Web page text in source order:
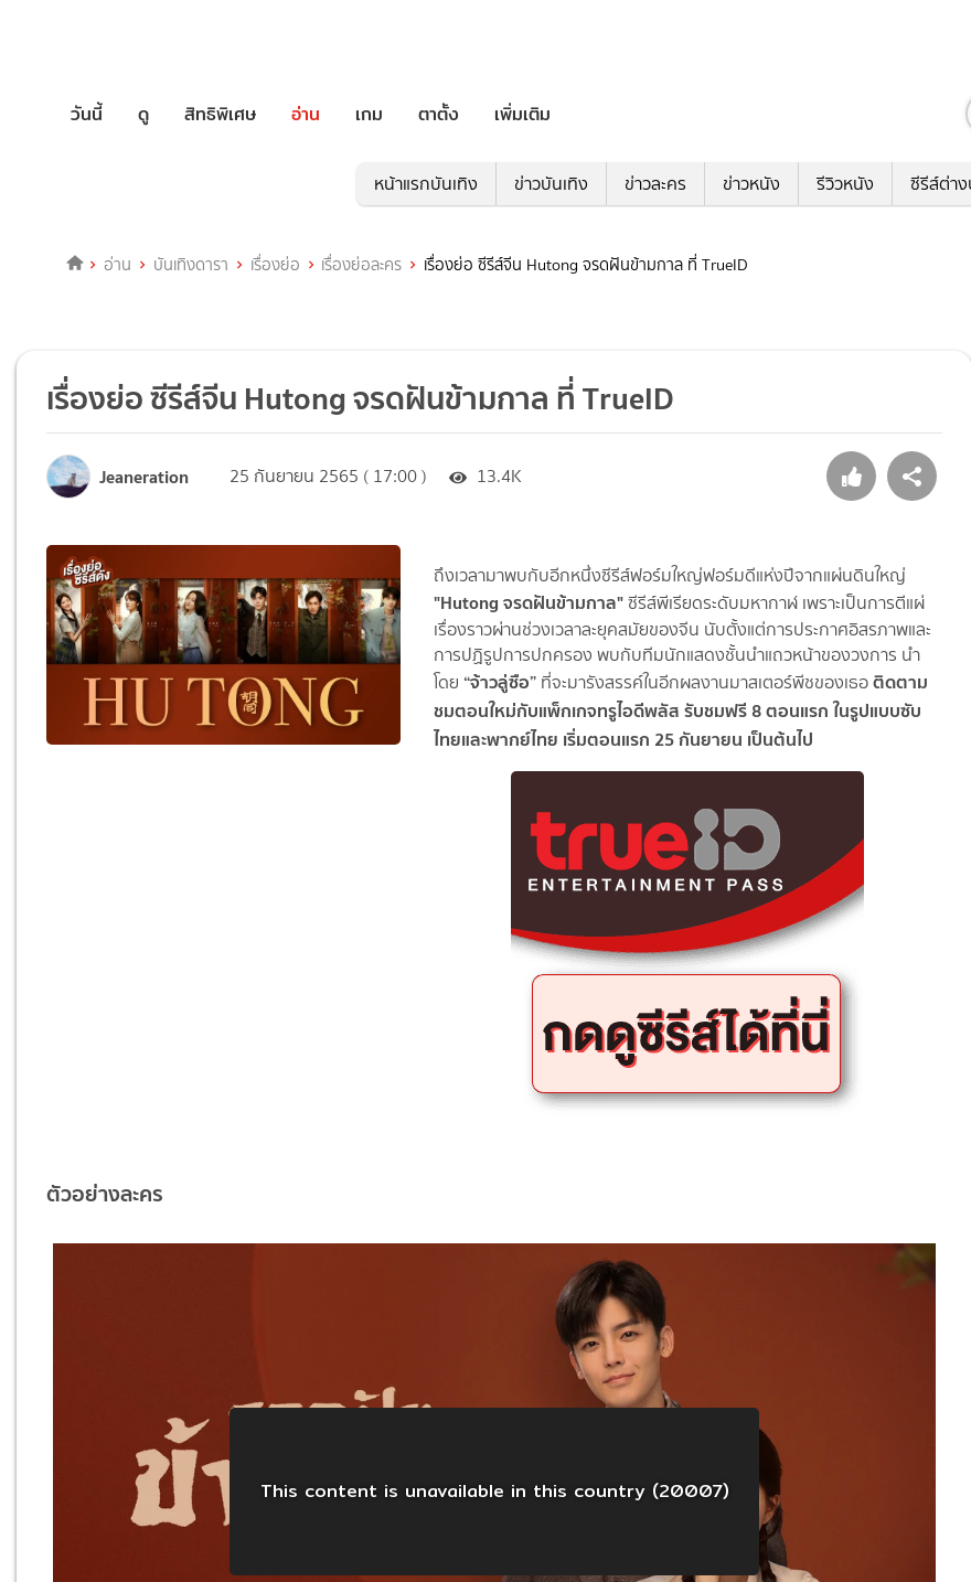
วันนี้ ดู สิทธิพิเศษ อ่าน เกม ตาตั้ง เพิ่มเติม
หน้าแรกบันเทิง ข่าวบันเทิง ข่าวละคร ข่าวหนัง รีวิวหนัง ซีรีส์ต่าง
อ่าน บันเทิงดารา เรื่องย่อ เรื่องย่อละคร เรื่องย่อ ซีรีส์จีน Hutong จรดฝันข้ามกาล ที่ TrueID
เรื่องย่อ ซีรีส์จีน Hutong จรดฝันข้ามกาล ที่ TrueID
Jeaneration 25 กันยายน 2565 ( 17:00 ) 13.4K
ถึงเวลามาพบกับอีกหนึ่งซีรีส์ฟอร์มใหญ่ฟอร์มดีแห่งปีจากแผ่นดินใหญ่
"Hutong จรดฝันข้ามกาล"ซีรีส์พีเรียดระดับมหากาฬ เพราะเป็นการตีแผ่
เรื่องราวผ่านช่วงเวลาละยุคสมัยของจีน นับตั้งแต่การประกาศอิสรภาพและ
การปฏิรูปการปกครอง พบกับทีมนักแสดงชั้นนำแถวหน้าของวงการ นำ
โดย “จ้าวลู่ซือ” ที่จะมารังสรรค์ในอีกผลงานมาสเตอร์พีชของเธอติดตาม
ชมตอนใหม่กับแพ็กเกจทรูไอดีพลัส รับชมฟรี8ตอนแรก ในรูปแบบซับ
ไทยและพากย์ไทย เริ่มตอนแรก 25กันยายน เป็นต้นไป
ตัวอย่างละคร